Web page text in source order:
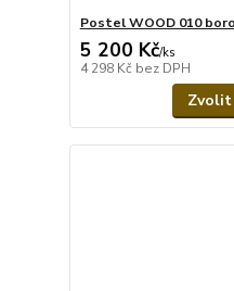
Postel WOOD 010
5 200 Kč/ks
4 298 Kč bez DPH